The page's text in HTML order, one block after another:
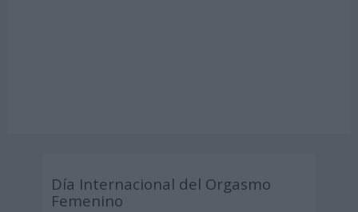
Día Internacional del Orgasmo
Femenino